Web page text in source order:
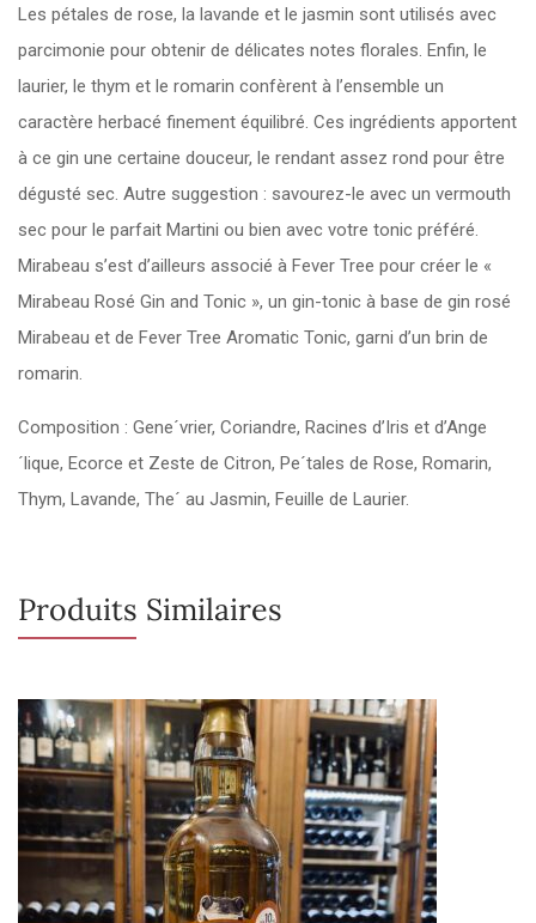
Les pétales de rose, la lavande et le jasmin sont utilisés avec
parcimonie pour obtenir de délicates notes florales. Enfin, le
laurier, le thym et le romarin confèrent à l’ensemble un
caractère herbacé finement équilibré. Ces ingrédients apportent
à ce gin une certaine douceur, le rendant assez rond pour être
dégusté sec. Autre suggestion : savourez-le avec un vermouth
sec pour le parfait Martini ou bien avec votre tonic préféré.
Mirabeau s’est d’ailleurs associé à Fever Tree pour créer le «
Mirabeau Rosé Gin and Tonic », un gin-tonic à base de gin rosé
Mirabeau et de Fever Tree Aromatic Tonic, garni d’un brin de
romarin.
Composition : Gene´vrier, Coriandre, Racines d’Iris et d’Ange
´lique, Ecorce et Zeste de Citron, Pe´tales de Rose, Romarin,
Thym, Lavande, The´ au Jasmin, Feuille de Laurier.
Produits Similaires